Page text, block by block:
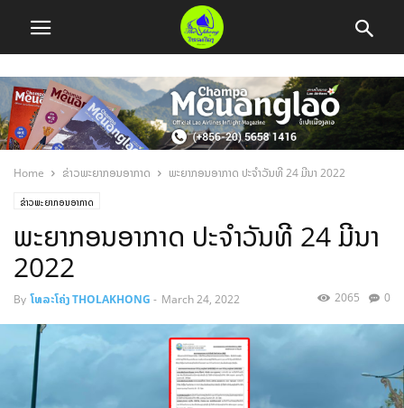
Home ຂ່າວພະຍາກອນອາກາດ ພະຍາກອນອາກາດ ປະຈໍາວັນທີ 24 ມີນາ 2022
ຂ່າວພະຍາກອນອາກາດ
ພະຍາກອນອາກາດ ປະຈໍາວັນທີ 24 ມີນາ
2022
By ໂທລະໂຄ່ງ THOLAKHONG - March 24, 2022 0
2065